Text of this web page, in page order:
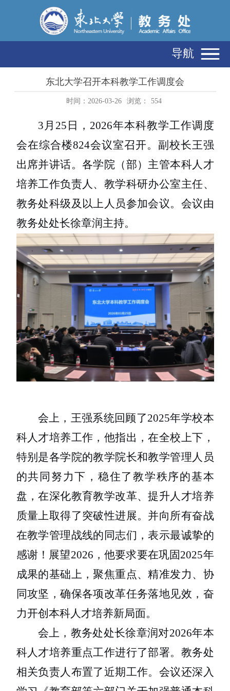
导航
东北大学召开本科教学工作调度会
时间：2026-03-26 浏览： 554
3 月 25 日， 2026年本科教学工作调度
会在综合楼824会议室召开。副校长王强
出席并讲话。各学院（部）主管本科人才
培养工作负责人、教学科研办公室主任、
教务处科级及以上人员参加会议。会议由
教务处处长徐章润主持。
会上，王强系统回顾了2025年学校本
科人才培养工作，他指出，在全校上下，
特别是各学院的教学院长和教学管理人员
的共同努力下， 稳住了教学秩序的基本
盘，在深化教育教学改革、提升人才培养
质量上取得了突破性进展。并向所有奋战
在教学管理战线的同志们，表示最诚挚的
感谢！ 展望2026 ，他要求要在巩固2025年
成果的基础上，聚焦重点、精准发力、协
同攻坚，确保各项改革任务落地见效，奋
力开创本科人才培养新局面。
会上，教务处处长徐章润对2026年本
科人才培养重点工作进行了部署。教务处
相关负责人布置了近期工作。会议还深入